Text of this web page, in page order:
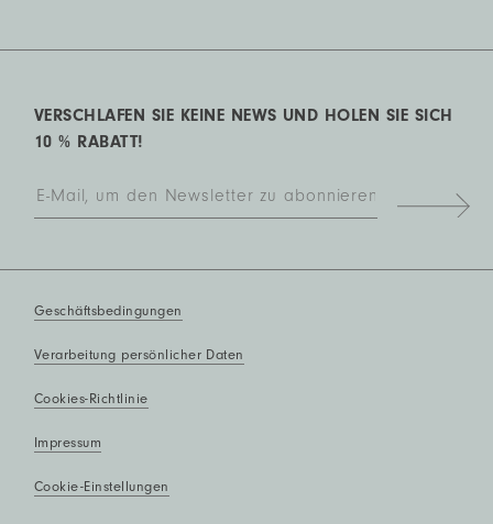
VERSCHLAFEN SIE KEINE NEWS UND HOLEN SIE SICH
10 % RABATT!
Geschäftsbedingungen
Verarbeitung persönlicher Daten
Cookies-Richtlinie
Impressum
Cookie-Einstellungen